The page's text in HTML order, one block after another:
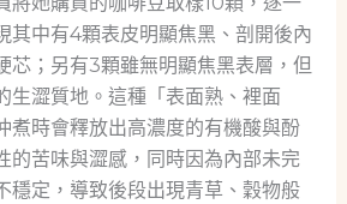
其中有4顆表皮明顯焦黑、剖開後內
芯；另有3顆雖無明顯焦黑表層，但
生澀質地。這種「表面熟、裡面
煮時會釋放出高濃度的有機酸與酚
的苦味與澀感，同時因為內部未完
穩定，導致後段出現青草、穀物般